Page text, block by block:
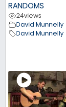
RANDOMS
24views
David Munnelly
David Munnelly